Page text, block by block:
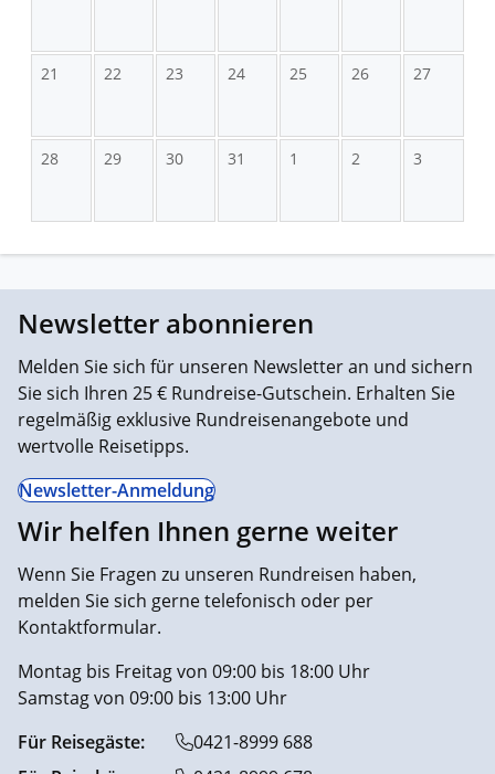
21 22 23 24 25 26 27
28 29 30 31 1 2 3
Newsletter abonnieren
Melden Sie sich für unseren Newsletter an und sichern
Sie sich Ihren 25 € Rundreise-Gutschein. Erhalten Sie
regelmäßig exklusive Rundreisenangebote und
wertvolle Reisetipps.
Newsletter-Anmeldung
Wir helfen Ihnen gerne weiter
Wenn Sie Fragen zu unseren Rundreisen haben,
melden Sie sich gerne telefonisch oder per
Kontaktformular.
Montag bis Freitag von 09:00 bis 18:00 Uhr
Samstag von 09:00 bis 13:00 Uhr
Für Reisegäste:
0421-8999 688